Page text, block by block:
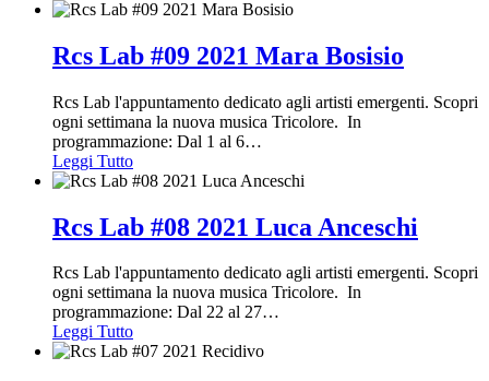
Rcs Lab #09 2021 Mara Bosisio
Rcs Lab l'appuntamento dedicato agli artisti emergenti. Scopri
ogni settimana la nuova musica Tricolore. In
programmazione: Dal 1 al 6…
Leggi Tutto
Rcs Lab #08 2021 Luca Anceschi
Rcs Lab l'appuntamento dedicato agli artisti emergenti. Scopri
ogni settimana la nuova musica Tricolore. In
programmazione: Dal 22 al 27…
Leggi Tutto